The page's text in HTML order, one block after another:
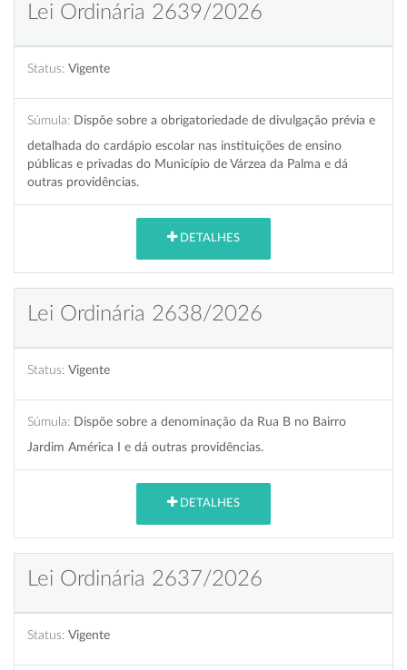
Lei Ordinária 2639/2026
Status: Vigente
Súmula: Dispõe sobre a obrigatoriedade de divulgação prévia e
detalhada do cardápio escolar nas instituições de ensino
públicas e privadas do Município de Várzea da Palma e dá
outras providências.
DETALHES
Lei Ordinária 2638/2026
Status: Vigente
Súmula: Dispõe sobre a denominação da Rua B no Bairro
Jardim América I e dá outras providências.
DETALHES
Lei Ordinária 2637/2026
Status: Vigente